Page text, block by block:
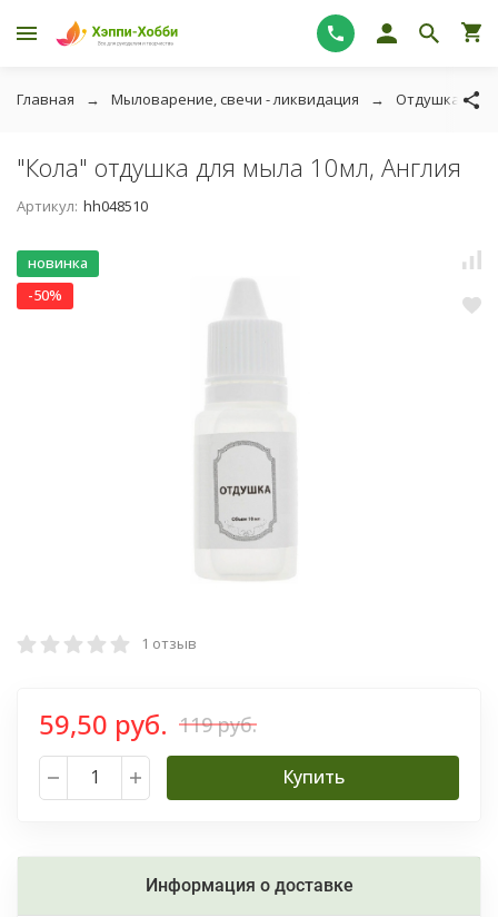
Главная Мыловарение, свечи - ликвидация Отдушка
"Кола" отдушка для мыла 10мл, Англия
Артикул: hh048510
новинка
-50%
1 отзыв
59,50 руб. 119 руб.
Купить
Информация о доставке